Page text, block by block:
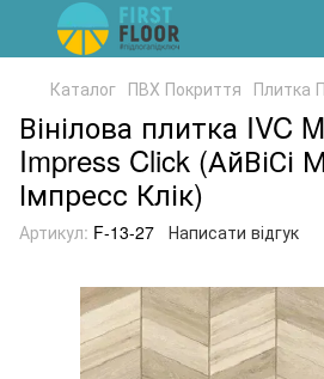
Каталог ПВХ Покриття Плитка
Вінілова плитка IVC
Impress Click (АйВіСі
Імпресс Клік)
Артикул: F-13-27 Написати відгук